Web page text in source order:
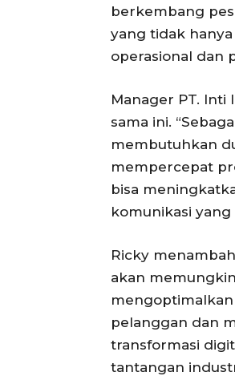
berkembang
yang tidak
operasional dan
Manager PT. Inti
sama ini.
membutuhkan
mempercepat
bisa
komunikasi
Ricky
akan
pelanggan dan
transformasi
tantangan